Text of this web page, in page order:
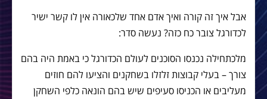
אבל איך זה קורה ואיך אדם אחד שלכאורה אין לו קשר ישיר
לכדורגל צובר כח כזה? נעשה סדר:
מלכתחילה נכנסו הסוכנים לעולם הכדורגל כי באמת היה בהם
צורך – בעלי קבוצות זלזלו בשחקנים והציעו להם חוזים
מעליבים או הכניסו סעיפים שיש בהם הונאה כלפי השחקן